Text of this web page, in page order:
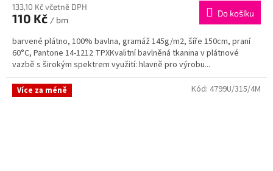
133,10 Kč včetně DPH
110 Kč / bm
Do košíku
barvené plátno, 100% bavlna, gramáž 145g/m2, šíře 150cm, praní
60°C, Pantone 14-1212 TPXKvalitní bavlněná tkanina v plátnové
vazbě s širokým spektrem využití: hlavně pro výrobu...
Více za méně Kód: 4799U/315/4M